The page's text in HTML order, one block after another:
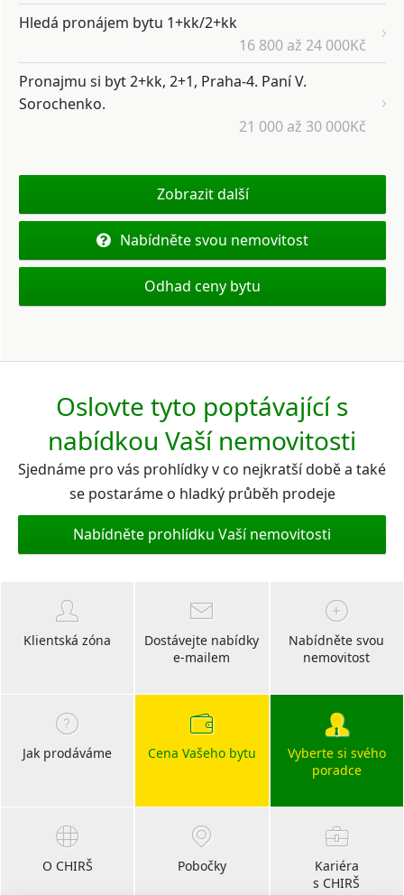
Hledá pronájem bytu 1+kk/2+kk
16 800 až 24 000Kč
Pronajmu si byt 2+kk, 2+1, Praha-4. Paní V.
Sorochenko.
21 000 až 30 000Kč
Zobrazit další
Nabídněte svou nemovitost
Odhad ceny bytu
Oslovte tyto poptávající s
nabídkou Vaší nemovitosti
Sjednáme pro vás prohlídky v co nejkratší době a také
se postaráme o hladký průběh prodeje
Nabídněte prohlídku Vaší nemovitosti
Klientská zóna
Dostávejte nabídky
e-mailem
Nabídněte svou
nemovitost
Jak prodáváme Cena Vašeho bytu
Vyberte si svého
poradce
O CHIRŠ Pobočky
Kariéra
s CHIRŠ